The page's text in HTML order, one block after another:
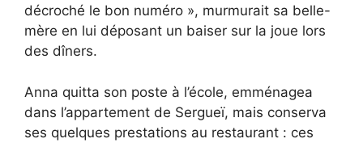
décroché le bon numéro », murmurait sa belle-
mère en lui déposant un baiser sur la joue lors
des dîners.
Anna quitta son poste à l’école, emménagea
dans l’appartement de Sergueï, mais conserva
ses quelques prestations au restaurant : ces